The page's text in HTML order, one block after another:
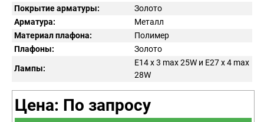
Покрытие арматуры:
Золото
Арматура:
Металл
Материал плафона:
Полимер
Плафоны:
Золото
Лампы:
E14 x 3 max 25W и E27 x 4 max
28W
Цена: По запросу